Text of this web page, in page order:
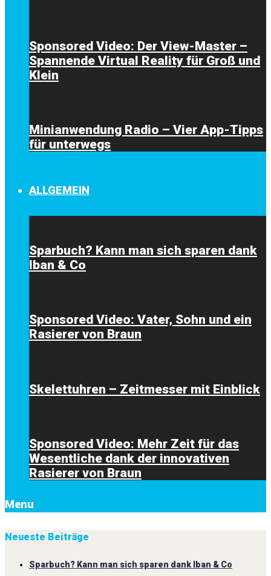
Sponsored Video: Der View-Master –
Spannende Virtual Reality für Groß und
Klein
Minianwendung Radio – Vier App-Tipps
für unterwegs
ALLGEMEIN
Sparbuch? Kann man sich sparen dank
Iban & Co
Sponsored Video: Vater, Sohn und ein
Rasierer von Braun
Skelettuhren – Zeitmesser mit Einblick
Sponsored Video: Mehr Zeit für das
Wesentliche dank der innovativen
Rasierer von Braun
Menu
Neueste Beiträge
Sparbuch? Kann man sich sparen dank Iban & Co